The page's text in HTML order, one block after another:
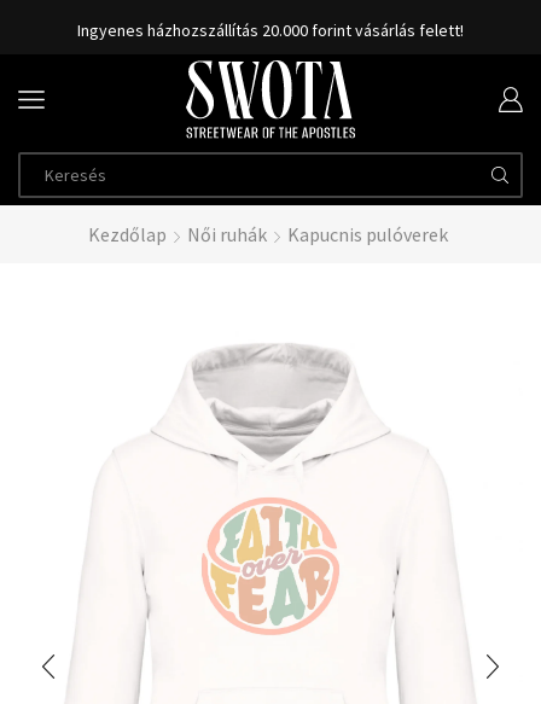
Ingyenes házhozszállítás 20.000 forint vásárlás felett!
Kezdőlap Női ruhák Kapucnis pulóverek